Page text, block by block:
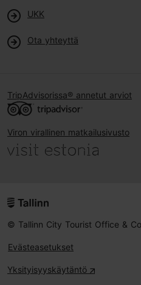
UKK
Ota yhteyttä
TripAdvisorissa® annetut arviot
Viron virallinen matkailusivusto
© Tallinn City Tourist Office &
Evästeasetukset
Yksityisyyskäytäntö